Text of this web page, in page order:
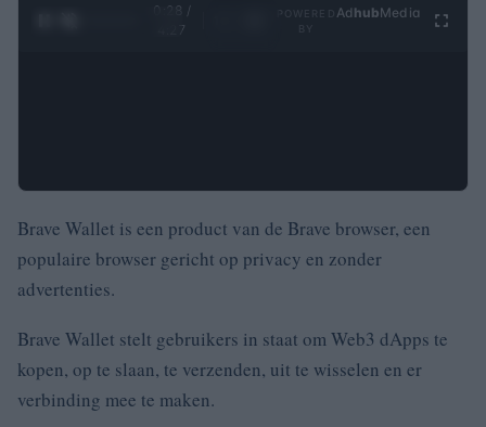
0:29 /
4:27
Ad hubMedia
Brave Wallet is een product van de Brave browser, een
populaire browser gericht op privacy en zonder
advertenties.
Brave Wallet stelt gebruikers in staat om Web3 dApps te
kopen, op te slaan, te verzenden, uit te wisselen en er
verbinding mee te maken.